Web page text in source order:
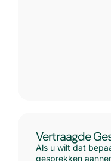
Vertraagde
Als u wilt dat
gesprekken